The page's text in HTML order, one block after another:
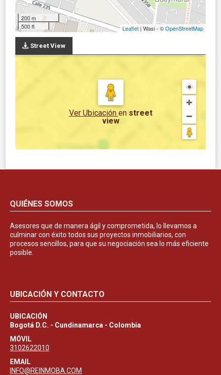
200 m
500 ft
Leaflet | Wasi - ©OpenStreetMap
Street View
Ver Ubicación en street
view
QUIÉNES SOMOS
Asesores que de manera ágil y comprometida, lo llevamos a
culminar con éxito todos sus proyectos inmobiliarios, con
procesos sencillos, para que su negociación sea lo más eficiente
posible.
UBICACIÓN Y CONTACTO
UBICACIÓN
Bogotá D.C. - Cundinamarca - Colombia
MÓVIL
3102622010
EMAIL
INFO@REINMOBA.COM